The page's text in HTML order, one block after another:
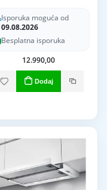
Isporuka moguća od
09.08.2026
Besplatna isporuka
12.990,00
Dodaj